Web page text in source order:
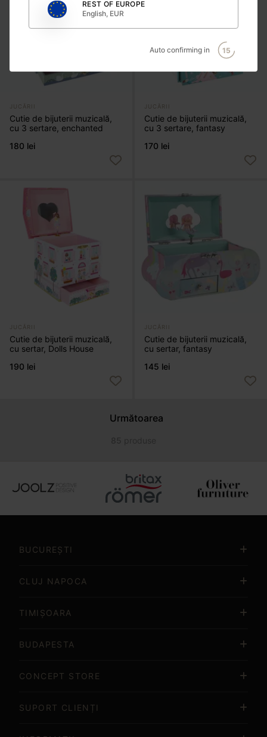
JUCĂRII
Cutie de bijuterii muzicală,
cu 3 sertare, enchanted
180 lei
JUCĂRII
Cutie de bijuterii muzicală,
cu 3 sertare, fantasy
170 lei
JUCĂRII
Cutie de bijuterii muzicală,
cu sertar, Dolls House
190 lei
JUCĂRII
Cutie de bijuterii muzicală,
cu sertar, fantasy
145 lei
Următoarea
Item
BUCUREȘTI
CLUJ NAPOCA
TIMIȘOARA
BUDAPESTA
CONCEPT STORE
SUPORT CLIENȚI
REST OF EUROPE
English, EUR
Auto confirming in 15